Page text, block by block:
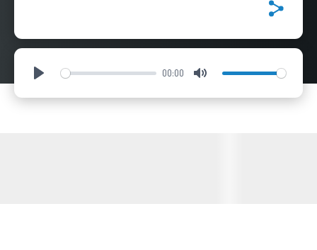
Play 00:00 Mute